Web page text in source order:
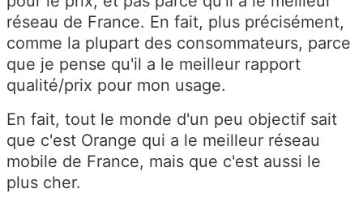
réseau de France. En fait, plus précisément,
comme la plupart des consommateurs, parce
que je pense qu'il a le meilleur rapport
qualité/prix pour mon usage.
En fait, tout le monde d'un peu objectif sait
que c'est Orange qui a le meilleur réseau
mobile de France, mais que c'est aussi le
plus cher.